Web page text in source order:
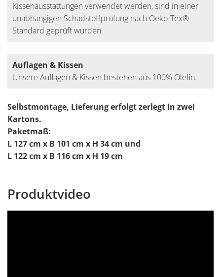
Kissenausstattungen verwendet werden, sind in einer
unabhängigen Schadstoffprüfung nach Oeko-Tex®
Standard geprüft wurden.
Auflagen & Kissen
Unsere Auflagen & Kissen bestehen aus 100% Olefin.
Selbstmontage, Lieferung erfolgt zerlegt in zwei
Kartons.
Paketmaß:
L 127 cm x B 101 cm x H 34 cm und
L 122 cm x B 116 cm x H 19 cm
Produktvideo